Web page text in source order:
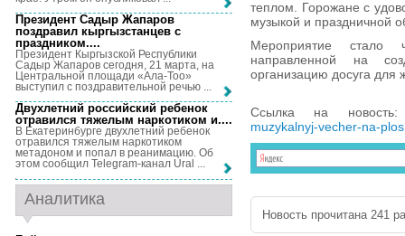
теплом. Горожане с
музыкой и праздничной
Мероприятие стало
направленной на
организацию досуга для
Ссылка на
muzykalnyj-vecher-na-
Новость прочитана 241
Президент Садыр Жапаров
поздравил кыргызстанцев с
праздником....
Президент Кыргызской Республики
Садыр Жапаров сегодня, 21 марта, на
Центральной площади «Ала-Тоо»
выступил с поздравительной речью ...
Двухлетний российский ребенок
отравился тяжелым наркотиком и....
В Екатеринбурге двухлетний ребенок
отравился тяжелым наркотиком
метадоном и попал в реанимацию. Об
этом сообщил Telegram-канал Ural ...
Аналитика